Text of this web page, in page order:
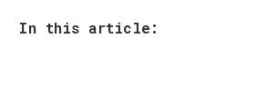
In this article: